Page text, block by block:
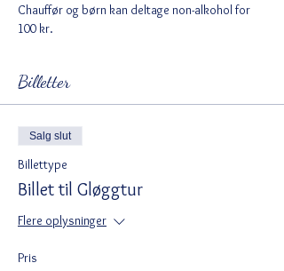
Chauffør og børn kan deltage non-alkohol for
100 kr.
Billetter
Salg slut
Billettype
Billet til Gløggtur
Flere oplysninger
Pris